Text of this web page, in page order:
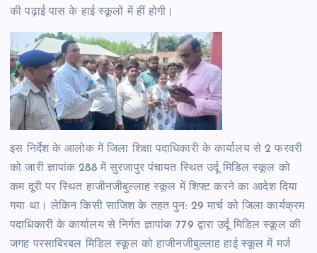
की पढ़ाई पास के हाई स्कूलों में हीं होगी।
इस निर्देश के आलोक में जिला शिक्षा पदाधिकारी के कार्यालय से 2 फरवरी
को जारी ज्ञापांक 288 में सुरजापुर पंचायत स्थित उर्दू मिडिल स्कूल को
कम दूरी पर स्थित हाजीनजीबुल्लाह स्कूल में शिफ्ट करने का आदेश दिया
गया था। लेकिन किसी साजिश के तहत पुन: 29 मार्च को जिला कार्यक्रम
पदाधिकारी के कार्यालय से निर्गत ज्ञापांक 779 द्वारा उर्दू मिडिल स्कूल की
जगह परसाबिरबल मिडिल स्कूल को हाजीनजीबुल्लाह हाई स्कूल में मर्ज